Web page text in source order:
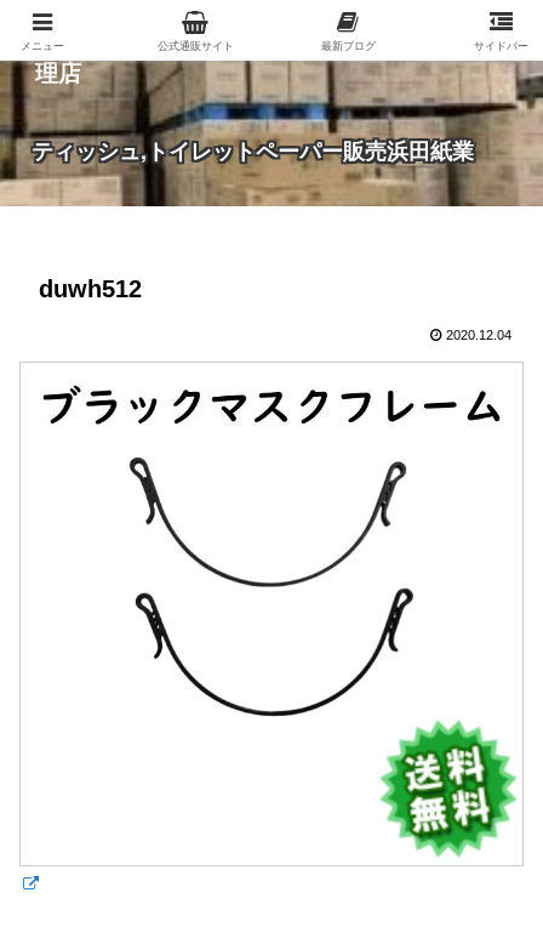
紙（家庭紙・包装紙・印刷用紙など）の総合代
理店
ティッシュ,トイレットペーパー販売浜田紙業
duwh512
2020.12.04
メニュー 公式通販サイト 最新ブログ サイドバー